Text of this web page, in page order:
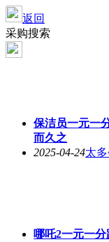
返回
采购搜索
保洁员一元一
而久之
2025-04-24太
哪吒2一元一